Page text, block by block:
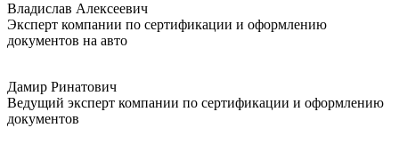
Владислав Алексеевич
Эксперт компании по сертификации и оформлению
документов на авто
Дамир Ринатович
Ведущий эксперт компании по сертификации и оформлению
документов